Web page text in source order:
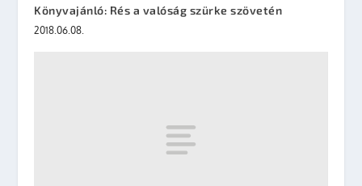
Könyvajánló: Rés a valóság szürke szövetén
2018.06.08.